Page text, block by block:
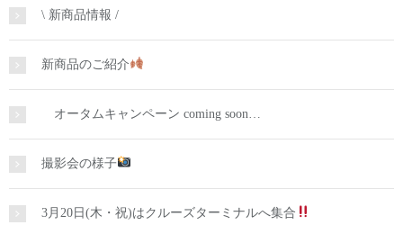
\ 新商品情報 /
新商品のご紹介
オータムキャンペーン coming soon…
撮影会の様子
3月20日(木・祝)はクルーズターミナルへ集合